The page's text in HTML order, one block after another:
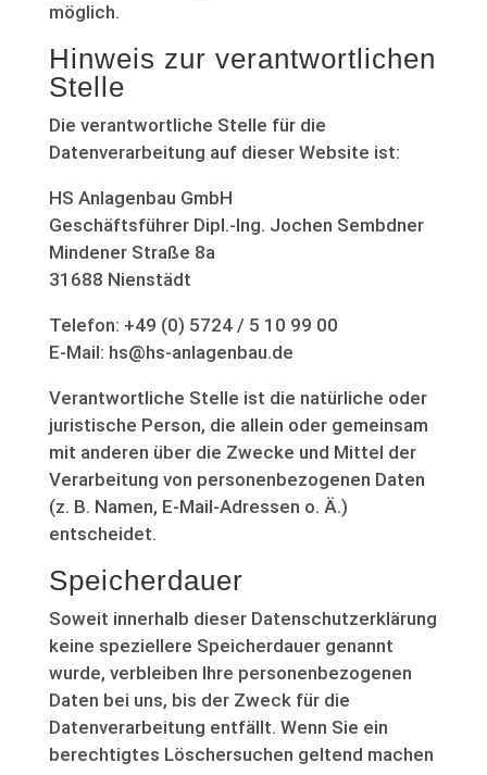
möglich.
Hinweis zur verantwortlichen
Stelle
Die verantwortliche Stelle für die
Datenverarbeitung auf dieser Website ist:
HS Anlagenbau GmbH
Geschäftsführer Dipl.-Ing. Jochen Sembdner
Mindener Straße 8a
31688 Nienstädt
Telefon: +49 (0) 5724 / 5 10 99 00
E-Mail: hs@hs-anlagenbau.de
Verantwortliche Stelle ist die natürliche oder
juristische Person, die allein oder gemeinsam
mit anderen über die Zwecke und Mittel der
Verarbeitung von personenbezogenen Daten
(z. B. Namen, E-Mail-Adressen o. Ä.)
entscheidet.
Speicherdauer
Soweit innerhalb dieser Datenschutzerklärung
keine speziellere Speicherdauer genannt
wurde, verbleiben Ihre personenbezogenen
Daten bei uns, bis der Zweck für die
Datenverarbeitung entfällt. Wenn Sie ein
berechtigtes Löschersuchen geltend machen